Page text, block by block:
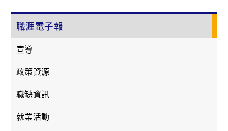
職涯電子報
宣導
政策資源
職缺資訊
就業活動